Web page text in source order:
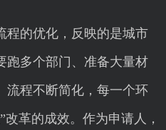
程的优化，反映的是城市
跑多个部门、准备大量材
流程不断简化，每一个环
革的成效。作为申请人，